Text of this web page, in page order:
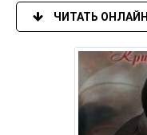
ЧИТАТЬ ОНЛАЙН